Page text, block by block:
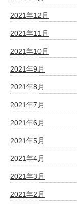
2021年12月
2021年11月
2021年10月
2021年9月
2021年8月
2021年7月
2021年6月
2021年5月
2021年4月
2021年3月
2021年2月